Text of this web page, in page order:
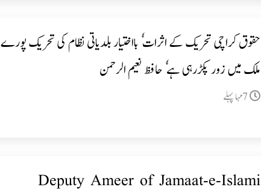
حقوق کراچی تحریک کے اثرات ٗ بااختیار بلدیاتی نظام کی تحریک پورے
ملک میں زور پکڑرہی ہے ٗ حافظ نعیم الرحمن
Deputy Ameer of Jamaat-e-Islami